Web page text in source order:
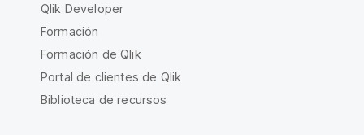
Qlik Developer
Formación
Formación de Qlik
Portal de clientes de Qlik
Biblioteca de recursos